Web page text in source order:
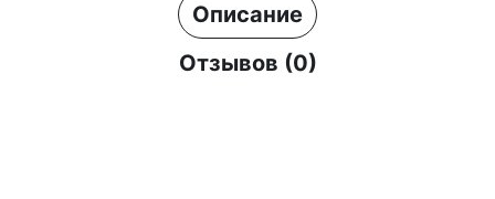
Описание
Отзывов (0)